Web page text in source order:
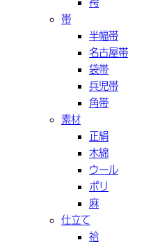
帯
半幅帯
名古屋帯
袋帯
兵児帯
角帯
素材
正絹
木綿
ウール
ポリ
麻
仕立て
袷